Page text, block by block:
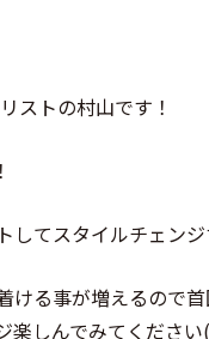
ストの村山です！
てスタイルチェンジ
る事が増えるので
楽しんでみてくださ